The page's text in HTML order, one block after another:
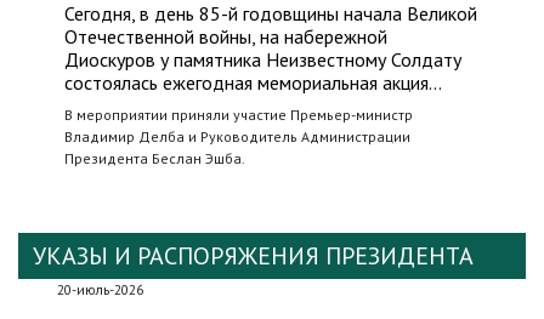
Сегодня, в день 85-й годовщины начала Великой
Отечественной войны, на набережной
Диоскуров у памятника Неизвестному Солдату
состоялась ежегодная мемориальная акция…
В мероприятии приняли участие Премьер-министр
Владимир Делба и Руководитель Администрации
Президента Беслан Эшба.
УКАЗЫ И РАСПОРЯЖЕНИЯ ПРЕЗИДЕНТА
20-июль-2026